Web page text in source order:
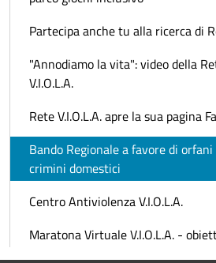
Partecipa anche tu alla ricerca di
"Annodiamo la vita": video della
V.I.O.L.A.
Rete V.I.O.L.A. apre la sua pagina
Bando Regionale a favore di
crimini domestici
Centro Antiviolenza V.I.O.L.A.
Maratona Virtuale V.I.O.L.A. -